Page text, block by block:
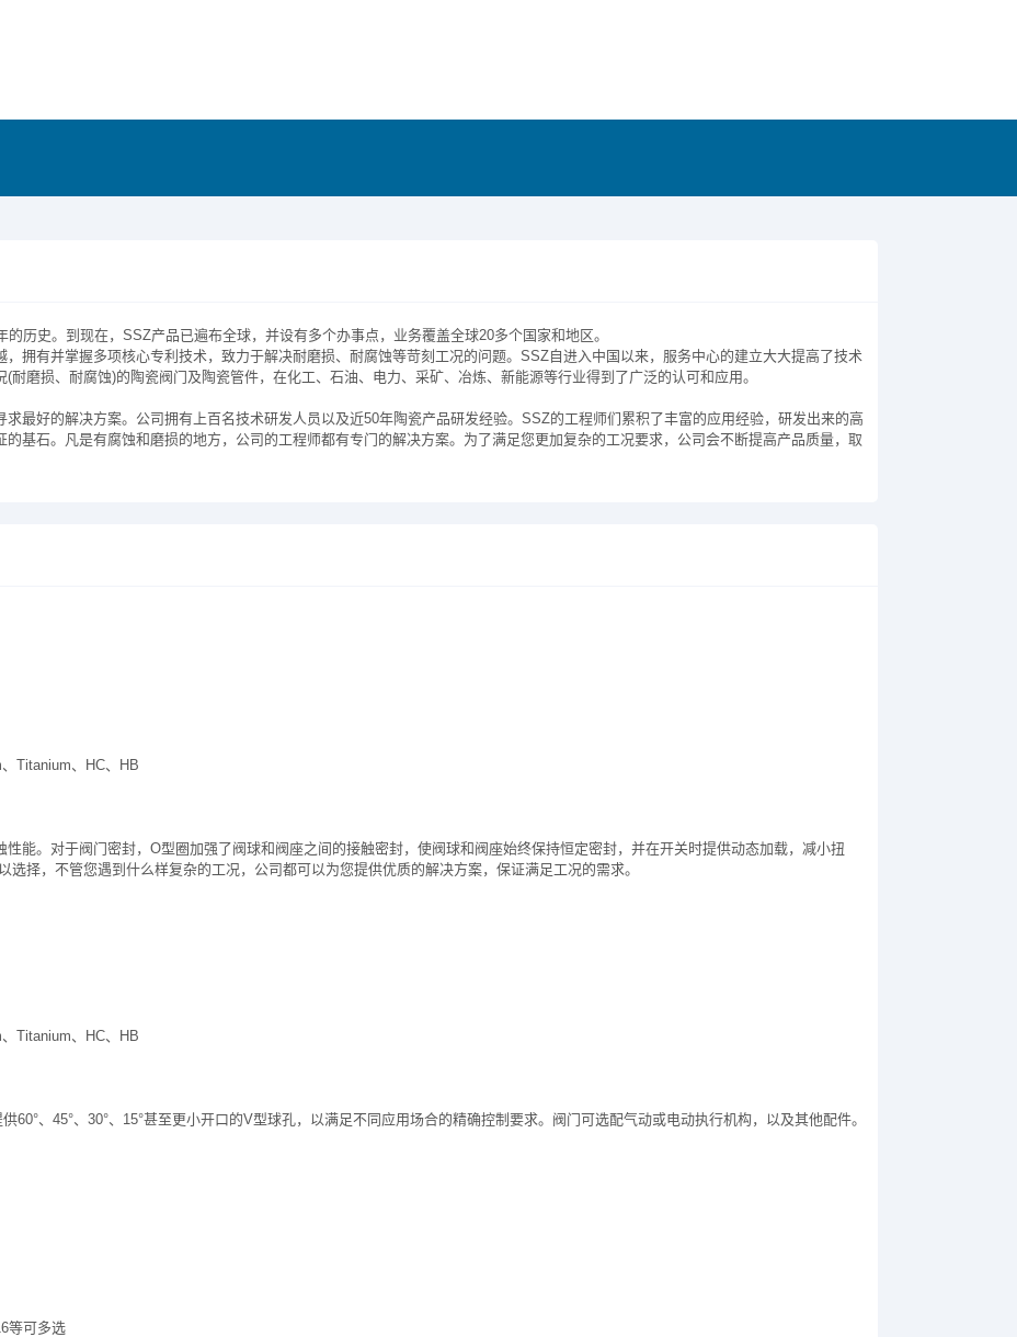
历史。到现在，SSZ产品已遍布全球，并设有多个办事点，业务覆盖全球20多个国家和地区。
拥有并掌握多项核心专利技术，致力于解决耐磨损、耐腐蚀等苛刻工况的问题。SSZ自进入中国以来，服务中心的建立大大提高了技术
磨损、耐腐蚀)的陶瓷阀门及陶瓷管件，在化工、石油、电力、采矿、冶炼、新能源等行业得到了广泛的认可和应用。
最好的解决方案。公司拥有上百名技术研发人员以及近50年陶瓷产品研发经验。SSZ的工程师们累积了丰富的应用经验，研发出来的高
基石。凡是有腐蚀和磨损的地方，公司的工程师都有专门的解决方案。为了满足您更加复杂的工况要求，公司会不断提高产品质量，取
Titanium、HC、HB
能。对于阀门密封，O型圈加强了阀球和阀座之间的接触密封，使阀球和阀座始终保持恒定密封，并在开关时提供动态加载，减小扭
择，不管您遇到什么样复杂的工况，公司都可以为您提供优质的解决方案，保证满足工况的需求。
Titanium、HC、HB
60°、45°、30°、15°甚至更小开口的V型球孔，以满足不同应用场合的精确控制要求。阀门可选配气动或电动执行机构，以及其他配件。
等可多选